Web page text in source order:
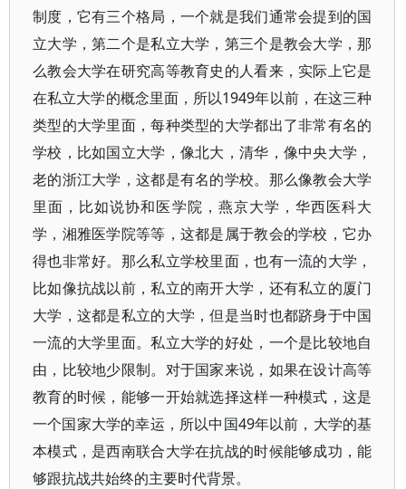
制度，它有三个格局，一个就是我们通常会提到的国
立大学，第二个是私立大学，第三个是教会大学，那
么教会大学在研究高等教育史的人看来，实际上它是
在私立大学的概念里面，所以1949年以前，在这三种
类型的大学里面，每种类型的大学都出了非常有名的
学校，比如国立大学，像北大，清华，像中央大学，
老的浙江大学，这都是有名的学校。那么像教会大学
里面，比如说协和医学院，燕京大学，华西医科大
学，湘雅医学院等等，这都是属于教会的学校，它办
得也非常好。那么私立学校里面，也有一流的大学，
比如像抗战以前，私立的南开大学，还有私立的厦门
大学，这都是私立的大学，但是当时也都跻身于中国
一流的大学里面。私立大学的好处，一个是比较地自
由，比较地少限制。对于国家来说，如果在设计高等
教育的时候，能够一开始就选择这样一种模式，这是
一个国家大学的幸运，所以中国49年以前，大学的基
本模式，是西南联合大学在抗战的时候能够成功，能
够跟抗战共始终的主要时代背景。